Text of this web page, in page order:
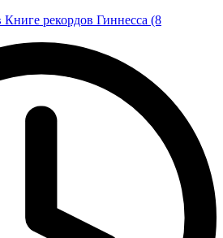
рекордов Гиннесса (8